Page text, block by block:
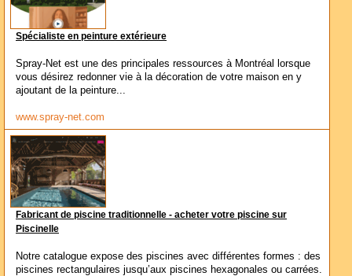
Spécialiste en peinture extérieure
Spray-Net est une des principales ressources à Montréal lorsque
vous désirez redonner vie à la décoration de votre maison en y
ajoutant de la peinture...
www.spray-net.com
Fabricant de piscine traditionnelle - acheter votre piscine sur
Piscinelle
Notre catalogue expose des piscines avec différentes formes : des
piscines rectangulaires jusqu’aux piscines hexagonales ou carrées.